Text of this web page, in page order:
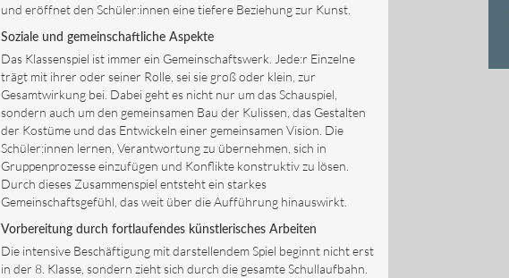
und eröffnet den Schüler:innen eine tiefere Beziehung zur Kunst.
Soziale und gemeinschaftliche Aspekte
Das Klassenspiel ist immer ein Gemeinschaftswerk. Jede:r Einzelne
trägt mit ihrer oder seiner Rolle, sei sie groß oder klein, zur
Gesamtwirkung bei. Dabei geht es nicht nur um das Schauspiel,
sondern auch um den gemeinsamen Bau der Kulissen, das Gestalten
der Kostüme und das Entwickeln einer gemeinsamen Vision. Die
Schüler:innen lernen, Verantwortung zu übernehmen, sich in
Gruppenprozesse einzufügen und Konflikte konstruktiv zu lösen.
Durch dieses Zusammenspiel entsteht ein starkes
Gemeinschaftsgefühl, das weit über die Aufführung hinauswirkt.
Vorbereitung durch fortlaufendes künstlerisches Arbeiten
Die intensive Beschäftigung mit darstellendem Spiel beginnt nicht erst
in der 8. Klasse, sondern zieht sich durch die gesamte Schullaufbahn.